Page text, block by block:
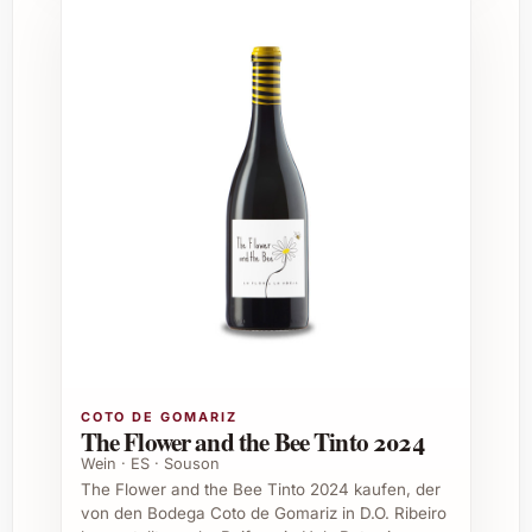
Warum Ritme +Ritme 2023 bestellen und
Gönnen Sie sich und Ihren Liebsten ein
Erlebnis voller Genuss und Raffinesse. Ritme
+Ritme 2023 bringt Schwung und
Geschmack in jede Runde, hebt besondere
Momente auf ein neues Niveau und lädt zum
Teilen ein. Mit diesem Ensemble entdecken
Sie die Freude an Qualität und Vielfalt in
Häufig gestellte Fragen zu Ritme
+Ritme 2023
Was genau ist Ritme +Ritme 2023?
COTO DE GOMARIZ
The Flower and the Bee Tinto 2024
Wein · ES · Souson
The Flower and the Bee Tinto 2024 kaufen, der
von den Bodega Coto de Gomariz in D.O. Ribeiro